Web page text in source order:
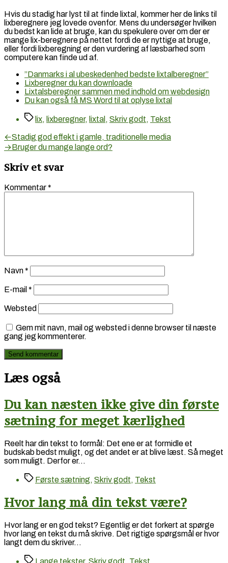
Hvis du stadig har lyst til at finde lixtal, kommer her de links til
lixberegnere jeg lovede ovenfor. Mens du undersøger hvilken
du bedst kan lide at bruge, kan du spekulere over om der er
mange lix-beregnere på nettet fordi de er nyttige at bruge,
eller fordi lixberegning er den vurdering af læsbarhed som
computere kan finde ud af.
”Danmarks i al ubeskedenhed bedste lixtalberegner”
Lixberegner du kan downloade
Lixtalsberegner sammen med indhold om webdesign
Du kan også få MS Word til at oplyse lixtal
Tags
lix, lixberegner, lixtal , Skriv godt, Tekst
Indlægsnavigation
←Forrige
indlæg:
Stadig god effekt i gamle, traditionelle media
→Næste
indlæg:
Bruger du mange lange ord?
Skriv et svar
Kommentar*
Navn*
E-mail *
Websted
Gem mit navn, mail og websted i denne browser til næste
gang jeg kommenterer.
Læs også
Du kan næsten ikke give din første
sætning for meget kærlighed
Reelt har din tekst to formål: Det ene er at formidle et
budskab bedst muligt, og det andet er at blive læst. Så meget
som muligt. Derfor er…
TagsFørste sætning, Skriv godt, Tekst
Hvor lang må din tekst være?
Hvor lang er en god tekst? Egentlig er det forkert at spørge
hvor lang en tekst du må skrive. Det rigtige spørgsmål er hvor
langt dem du skriver…
TagsLange tekster, Skriv godt, Tekst